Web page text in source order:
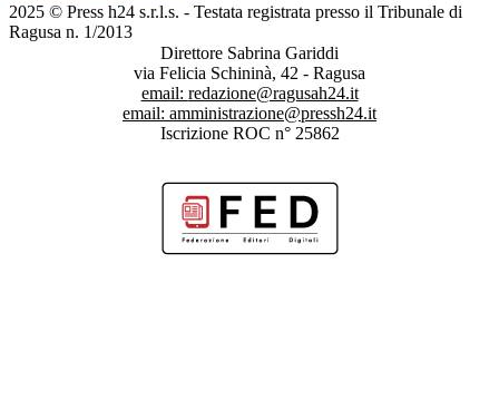
2025 © Press h24 s.r.l.s. - Testata registrata presso il Tribunale di
Ragusa n. 1/2013
Direttore Sabrina Gariddi
via Felicia Schininà, 42 - Ragusa
email: redazione@ragusah24.it
email: amministrazione@pressh24.it
Iscrizione ROC n° 25862